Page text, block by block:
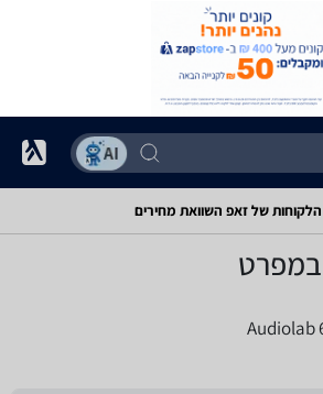
של זאפ השוואת מחירים
במפרט